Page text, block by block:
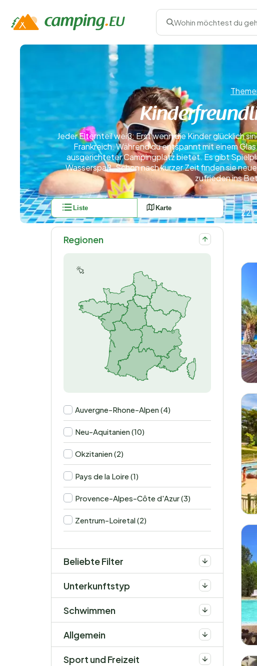
Wohin möchtest du
Jeder Elternteil weiß: Erst wenn die Kinder glücklich
Frankreich. Während du entspannt mit einem
ausgerichteter Campingplatz bietet. Es gibt
Wasserspaß. Schon nach kurzer Zeit finden sie
zufrieden ins
Liste Karte
Regionen
Auvergne-Rhone-Alpen (4)
Neu-Aquitanien (10)
Okzitanien (2)
Pays de la Loire (1)
Provence-Alpes-Côte d'Azur (3)
Zentrum-Loiretal (2)
Beliebte Filter
Unterkunftstyp
Schwimmen
Allgemein
Sport und Freizeit
22